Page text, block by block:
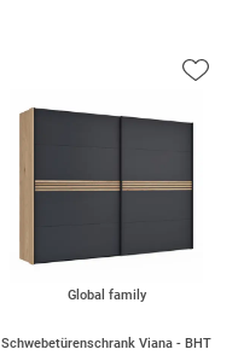
Global family
Schwebetürenschrank Viana - BHT